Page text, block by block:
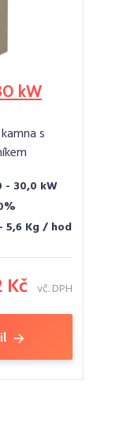
kW
s
- 30,0 kW
5,6 Kg / hod
Kč vč. DPH